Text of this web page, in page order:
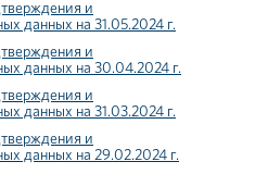
и
данных на 31.05.2024 г.
и
данных на 30.04.2024 г.
и
данных на 31.03.2024 г.
и
данных на 29.02.2024 г.